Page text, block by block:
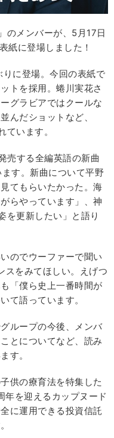
メンバーが、5月17日
紙に登場しました！
に登場。今回の表紙で
トを採用。蜷川実花さ
グラビアではクールな
んだショットなど、
います。
売する全編英語の新曲
す。新曲について平野
てもらいたかった。海
らやっています」、神
更新したい」と語り
のでウーファーで聞い
スをみてほしい。えげつ
「僕ら史上一番時間が
て語っています。
ループの今後、メンバ
とについてなど、読み
す。
供の療育法を特集した
年を迎えるカップヌード
に運用できる投資信託